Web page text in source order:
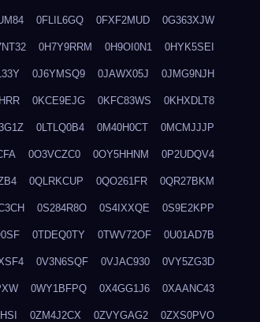
0FLIL6GQ 0FXF2MUD 0G363XJW
0H7Y9RRM 0H9OI0N1 0HYK5SEI
0J6YMSQ9 0JAWX05J 0JMG9NJH
0KCE9EJG 0KFC83WS 0KHXDLT8
0LTLQ0B4 0M40H0CT 0MCMJJJP
0O3VCZC0 0OY5HHNM 0P2UDQV4
0QLRKCUP 0QO261FR 0QR27BKM
0S284R8O 0S4IXXQE 0S9E2KPP
0TDEQ0TY 0TWV72OF 0U01AD7B
0V3N6SQF 0VJAC930 0VY5ZG3D
0WY1BFPQ 0X4GG1J6 0XAANC43
0ZM4J2CX 0ZVYGAG2 0ZXS0PVO